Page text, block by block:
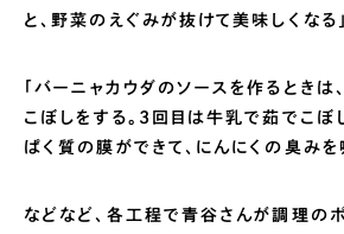
と、野菜のえぐみが抜けて美味しくなる」
「バーニャカウダのソースを作るときは
こぼしをする。3回目は牛乳で茹でこぼ
ぱく質の膜ができて、にんにくの臭みを
などなど、各工程で青谷さんが調理の